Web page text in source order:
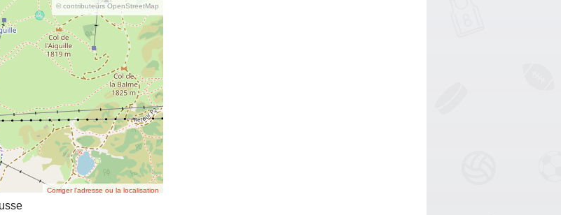
© contributeurs OpenStreetMap
Corriger l’adresse ou la localisation